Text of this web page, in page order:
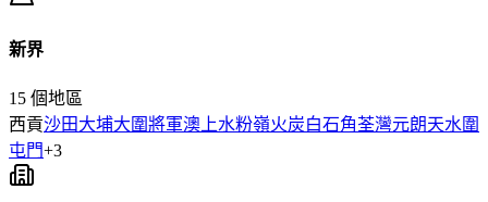
新界
15 個地區
西貢沙田大埔大圍將軍澳上水粉嶺火炭白石角荃灣元朗天水圍
屯門+3